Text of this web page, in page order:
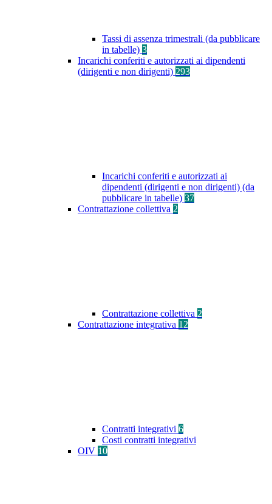
Tassi di assenza trimestrali (da pubblicare
in tabelle) 3
Incarichi conferiti e autorizzati ai dipendenti
(dirigenti e non dirigenti) 293
Incarichi conferiti e autorizzati ai
dipendenti (dirigenti e non dirigenti) (da
pubblicare in tabelle) 37
Contrattazione collettiva 2
Contrattazione collettiva 2
Contrattazione integrativa 12
Contratti integrativi 6
Costi contratti integrativi
OIV 10